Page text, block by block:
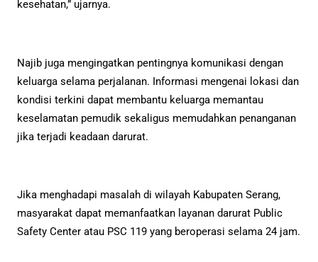
kesehatan,” ujarnya.
Najib juga mengingatkan pentingnya komunikasi dengan
keluarga selama perjalanan. Informasi mengenai lokasi dan
kondisi terkini dapat membantu keluarga memantau
keselamatan pemudik sekaligus memudahkan penanganan
jika terjadi keadaan darurat.
Jika menghadapi masalah di wilayah Kabupaten Serang,
masyarakat dapat memanfaatkan layanan darurat Public
Safety Center atau PSC 119 yang beroperasi selama 24 jam.